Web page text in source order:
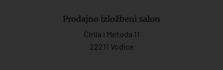
Prodajno izložbeni salon
Ćirila i Metoda 11
22211 Vodice